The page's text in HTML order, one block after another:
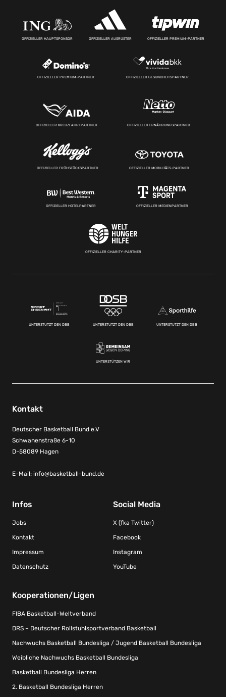
OFFIZIELLER HAUPTSPONSOR OFFIZIELLER AUSRÜSTER OFFIZIELLER PREMIUM-PARTNER
OFFIZIELLER PREMIUM-PARTNER OFFIZIELLER GESUNDHEITSPARTNER
OFFIZIELLER KREUZFAHRTPARTNER OFFIZIELLER ERNÄHRUNGSPARTNER
OFFIZIELLER FRÜHSTÜCKSPARTNER OFFIZIELLER MOBILITÄTS-PARTNER
OFFIZIELLER HOTELPARTNER OFFIZIELLER MEDIENPARTNER
OFFIZIELLER CHARITY-PARTNER
UNTERSTÜTZT DEN DBB UNTERSTÜTZT DEN DBB UNTERSTÜTZT DEN DBB
UNTERSTÜTZEN WIR
Kontakt
Deutscher Basketball Bund e.V
Schwanenstraße 6-10
D-58089 Hagen
E-Mail: info@basketball-bund.de
Infos
Jobs
Kontakt
Impressum
Datenschutz
Social Media
X (fka Twitter)
Facebook
Instagram
YouTube
Kooperationen/Ligen
FIBA Basketball-Weltverband
DRS – Deutscher Rollstuhlsportverband Basketball
Nachwuchs Basketball Bundesliga / Jugend Basketball Bundesliga
Weibliche Nachwuchs Basketball Bundesliga
Basketball Bundesliga Herren
2. Basketball Bundesliga Herren